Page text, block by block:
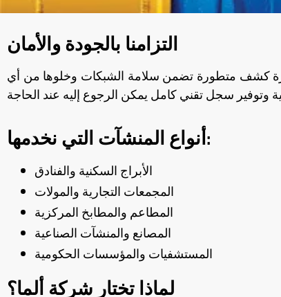
التزامنا بالجودة والأمان
كشف متطورة تضمن سلامة الشبكات وخلوها من أي
أنواع المنشآت التي نخدمها:
الأبراج السكنية والفنادق
المجمعات التجارية والمولات
المطاعم والمطابخ المركزية
المصانع والمنشآت الصناعية
المستشفيات والمؤسسات الحكومية
لماذا تختار شركة ألما؟